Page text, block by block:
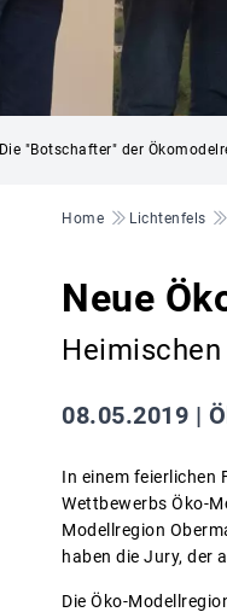
Die "Botschafter" der
Pfadnavigation
Home Lichtenfels
Neue
08.05.2019 |
In einem feierlichen
Wettbewerbs Öko-
Modellregion
haben die Jury, der
Die Öko-